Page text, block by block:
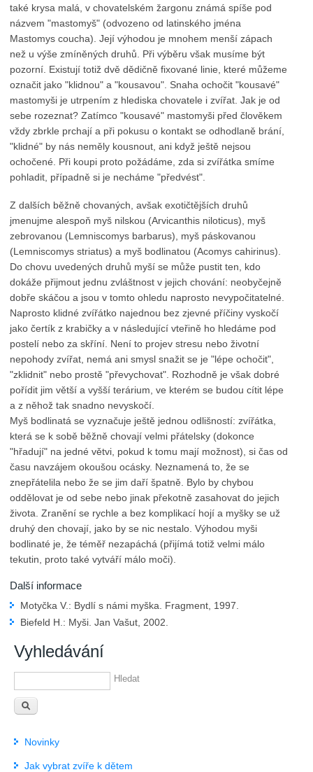
také krysa malá, v chovatelském žargonu známá spíše pod
názvem "mastomyš" (odvozeno od latinského jména
Mastomys coucha). Její výhodou je mnohem menší zápach
než u výše zmíněných druhů. Při výběru však musíme být
pozorní. Existují totiž dvě dědičně fixované linie, které můžeme
označit jako "klidnou" a "kousavou". Snaha ochočit "kousavé"
mastomyši je utrpením z hlediska chovatele i zvířat. Jak je od
sebe rozeznat? Zatímco "kousavé" mastomyši před člověkem
vždy zbrkle prchají a při pokusu o kontakt se odhodlaně brání,
"klidné" by nás neměly kousnout, ani když ještě nejsou
ochočené. Při koupi proto požádáme, zda si zvířátka smíme
pohladit, případně si je necháme "předvést".
Z dalších běžně chovaných, avšak exotičtějších druhů
jmenujme alespoň myš nilskou (Arvicanthis niloticus), myš
zebrovanou (Lemniscomys barbarus), myš páskovanou
(Lemniscomys striatus) a myš bodlinatou (Acomys cahirinus).
Do chovu uvedených druhů myší se může pustit ten, kdo
dokáže přijmout jednu zvláštnost v jejich chování: neobyčejně
dobře skáčou a jsou v tomto ohledu naprosto nevypočitatelné.
Naprosto klidné zvířátko najednou bez zjevné příčiny vyskočí
jako čertík z krabičky a v následující vteřině ho hledáme pod
postelí nebo za skříní. Není to projev stresu nebo životní
nepohody zvířat, nemá ani smysl snažit se je "lépe ochočit",
"zklidnit" nebo prostě "převychovat". Rozhodně je však dobré
pořídit jim větší a vyšší terárium, ve kterém se budou cítit lépe
a z něhož tak snadno nevyskočí.
Myš bodlinatá se vyznačuje ještě jednou odlišností: zvířátka,
která se k sobě běžně chovají velmi přátelsky (dokonce
"hřadují" na jedné větvi, pokud k tomu mají možnost), si čas od
času navzájem okoušou ocásky. Neznamená to, že se
znepřátelila nebo že se jim daří špatně. Bylo by chybou
oddělovat je od sebe nebo jinak překotně zasahovat do jejich
života. Zranění se rychle a bez komplikací hojí a myšky se už
druhý den chovají, jako by se nic nestalo. Výhodou myši
bodlinaté je, že téměř nezapáchá (přijímá totiž velmi málo
tekutin, proto také vytváří málo moči).
Další informace
Motyčka V.: Bydlí s námi myška. Fragment, 1997.
Biefeld H.: Myši. Jan Vašut, 2002.
Vyhledávání
Hledat
Novinky
Jak vybrat zvíře k dětem